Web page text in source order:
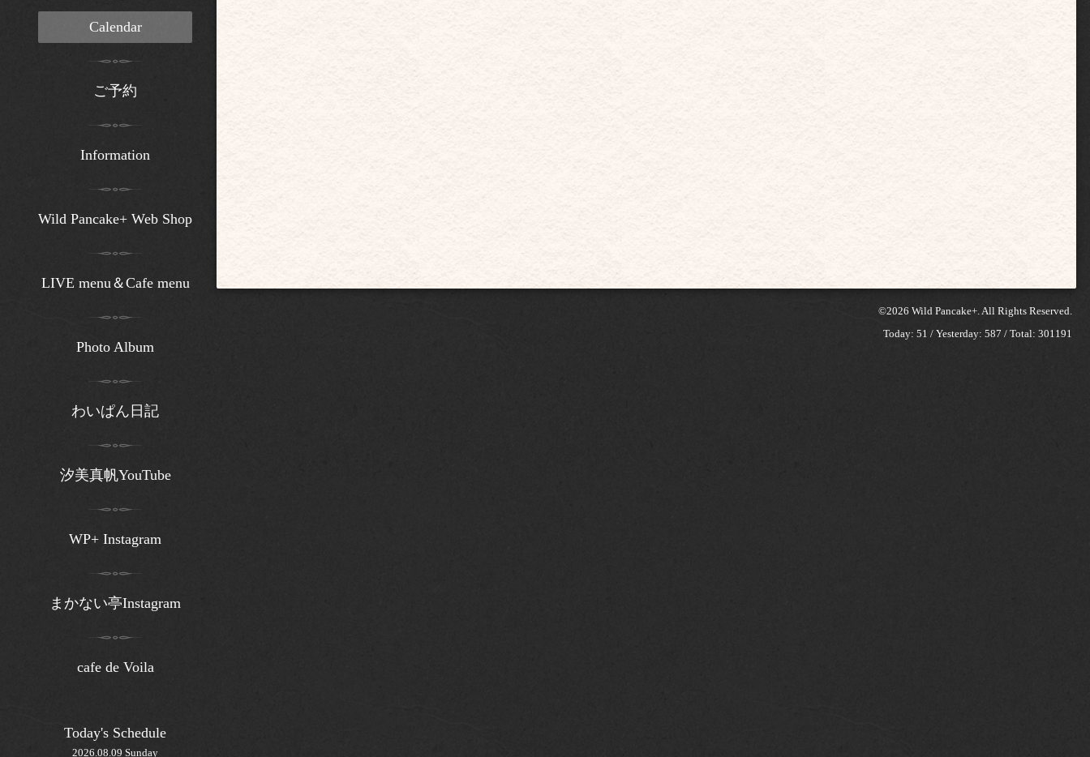
©2026 Wild Pancake+. All Rights Reserved.
Today: 51 / Yesterday: 587 / Total: 301191
Calendar
ご予約
Information
Wild Pancake+ Web Shop
LIVE menu＆Cafe menu
Photo Album
わいぱん日記
汐美真帆YouTube
WP+ Instagram
まかない亭Instagram
cafe de Voila
Today's Schedule
2026.08.09 Sunday